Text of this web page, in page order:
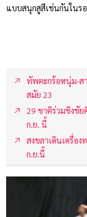
แบบสนุกสูสีเช่นกันในร
ทัพตะกร้อหนุ่ม-ส
สมัย 23
29 ชาติร่วมชิงชัย
ก.ย. นี้
สงขลาเดินเครื่อ
ก.ย.นี้